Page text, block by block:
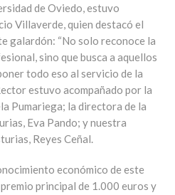
de Oviedo, estuvo
Villaverde, quien destacó el
galardón: “No solo reconoce la
sino que busca a aquellos
todo eso al servicio de la
estuvo acompañado por la
Pumariega; la directora de la
Eva Pando; y nuestra
Reyes Ceñal.
económico de este
principal de 1.000 euros y